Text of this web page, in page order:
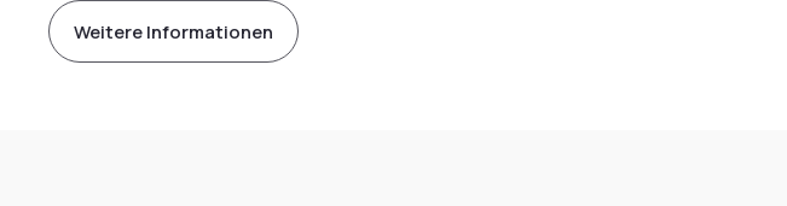
Weitere Informationen